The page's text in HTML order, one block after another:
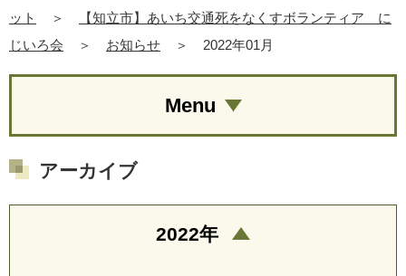
ット
＞
【知立市】あいち交通死をなくすボランティア に
じいろ会
＞ お知らせ ＞ 2022年01月
Menu
アーカイブ
2022年